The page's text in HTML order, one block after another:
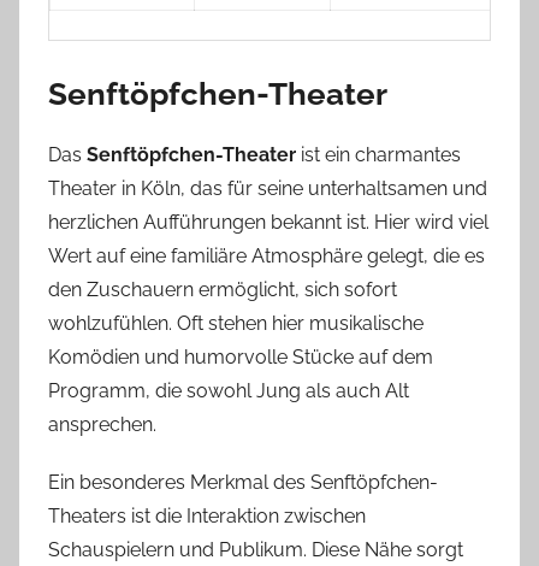
Senftöpfchen-Theater
Das Senftöpfchen-Theater ist ein charmantes
Theater in Köln, das für seine unterhaltsamen und
herzlichen Aufführungen bekannt ist. Hier wird viel
Wert auf eine familiäre Atmosphäre gelegt, die es
den Zuschauern ermöglicht, sich sofort
wohlzufühlen. Oft stehen hier musikalische
Komödien und humorvolle Stücke auf dem
Programm, die sowohl Jung als auch Alt
ansprechen.
Ein besonderes Merkmal des Senftöpfchen-
Theaters ist die Interaktion zwischen
Schauspielern und Publikum. Diese Nähe sorgt